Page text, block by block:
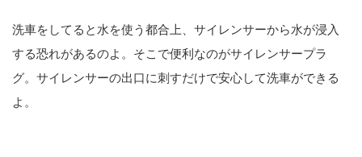
洗車をしてると水を使う都合上、サイレンサーから水が浸入
する恐れがあるのよ。そこで便利なのがサイレンサープラ
グ。サイレンサーの出口に刺すだけで安心して洗車ができる
よ。